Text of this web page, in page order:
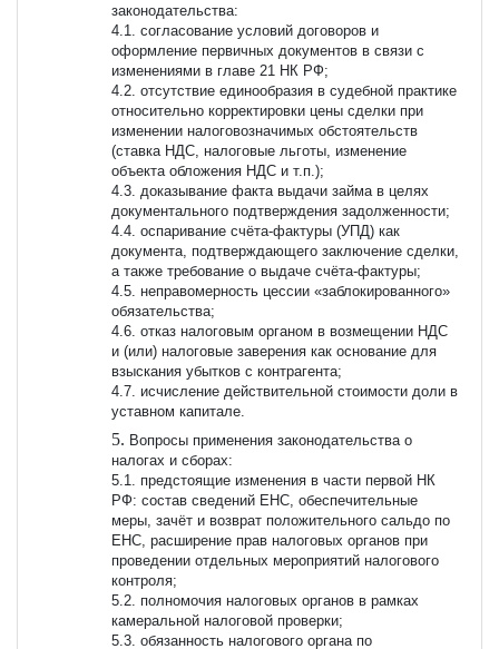
законодательства:
4.1. согласование условий договоров и
оформление первичных документов в связи с
изменениями в главе 21 НК РФ;
4.2. отсутствие единообразия в судебной практике
относительно корректировки цены сделки при
изменении налоговозначимых обстоятельств
(ставка НДС, налоговые льготы, изменение
объекта обложения НДС и т.п.);
4.3. доказывание факта выдачи займа в целях
документального подтверждения задолженности;
4.4. оспаривание счёта-фактуры (УПД) как
документа, подтверждающего заключение сделки,
а также требование о выдаче счёта-фактуры;
4.5. неправомерность цессии «заблокированного»
обязательства;
4.6. отказ налоговым органом в возмещении НДС
и (или) налоговые заверения как основание для
взыскания убытков с контрагента;
4.7. исчисление действительной стоимости доли в
уставном капитале.
Вопросы применения законодательства о
налогах и сборах:
5.1. предстоящие изменения в части первой НК
РФ: состав сведений ЕНС, обеспечительные
меры, зачёт и возврат положительного сальдо по
ЕНС, расширение прав налоговых органов при
проведении отдельных мероприятий налогового
контроля;
5.2. полномочия налоговых органов в рамках
камеральной налоговой проверки;
5.3. обязанность налогового органа по